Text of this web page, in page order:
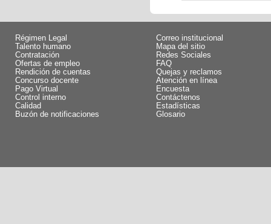
Régimen Legal
Talento humano
Contratación
Ofertas de empleo
Rendición de cuentas
Concurso docente
Pago Virtual
Control interno
Calidad
Buzón de notificaciones
Correo institucional
Mapa del sitio
Redes Sociales
FAQ
Quejas y reclamos
Atención en línea
Encuesta
Contáctenos
Estadísticas
Glosario